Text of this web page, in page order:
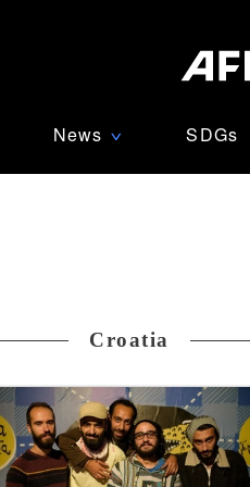
News ∨ SDGs
Croatia